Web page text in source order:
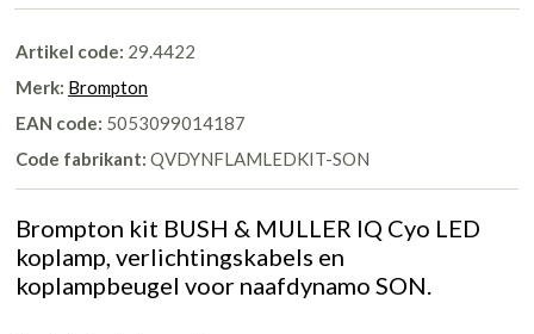
Artikel code: 29.4422
Merk: Brompton
EAN code: 5053099014187
Code fabrikant: QVDYNFLAMLEDKIT-SON
Brompton kit BUSH & MULLER IQ Cyo LED
koplamp, verlichtingskabels en
koplampbeugel voor naafdynamo SON.